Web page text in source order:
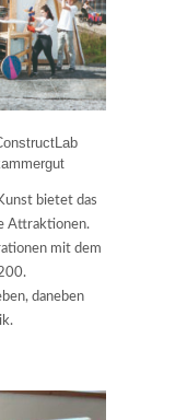
bietet das
Attraktionen.
mit dem
daneben